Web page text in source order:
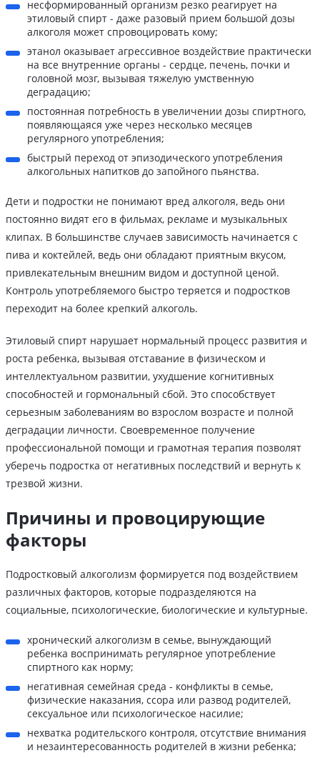
несформированный организм резко реагирует на
этиловый спирт - даже разовый прием большой дозы
алкоголя может спровоцировать кому;
этанол оказывает агрессивное воздействие практически
на все внутренние органы - сердце, печень, почки и
головной мозг, вызывая тяжелую умственную
деградацию;
постоянная потребность в увеличении дозы спиртного,
появляющаяся уже через несколько месяцев
регулярного употребления;
быстрый переход от эпизодического употребления
алкогольных напитков до запойного пьянства.
Дети и подростки не понимают вред алкоголя, ведь они
постоянно видят его в фильмах, рекламе и музыкальных
клипах. В большинстве случаев зависимость начинается с
пива и коктейлей, ведь они обладают приятным вкусом,
привлекательным внешним видом и доступной ценой.
Контроль употребляемого быстро теряется и подростков
переходит на более крепкий алкоголь.
Этиловый спирт нарушает нормальный процесс развития и
роста ребенка, вызывая отставание в физическом и
интеллектуальном развитии, ухудшение когнитивных
способностей и гормональный сбой. Это способствует
серьезным заболеваниям во взрослом возрасте и полной
деградации личности. Своевременное получение
профессиональной помощи и грамотная терапия позволят
уберечь подростка от негативных последствий и вернуть к
трезвой жизни.
Причины и провоцирующие
факторы
Подростковый алкоголизм формируется под воздействием
различных факторов, которые подразделяются на
социальные, психологические, биологические и культурные.
хронический алкоголизм в семье, вынуждающий
ребенка воспринимать регулярное употребление
спиртного как норму;
негативная семейная среда - конфликты в семье,
физические наказания, ссора или развод родителей,
сексуальное или психологическое насилие;
нехватка родительского контроля, отсутствие внимания
и незаинтересованность родителей в жизни ребенка;